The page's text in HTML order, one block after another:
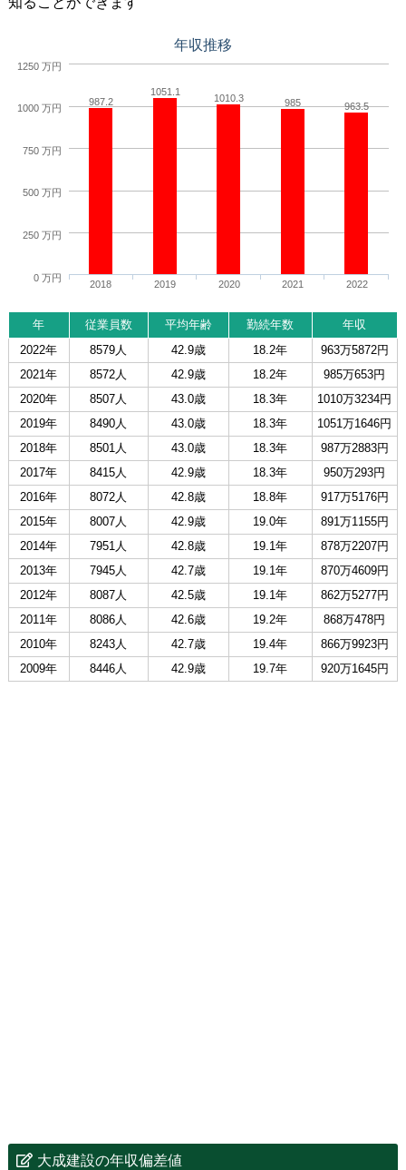
年収推移
987.2
1051.1
1010.3 985 963.5
2018 2019 2020 2021 2022
0 万円
250 万円
500 万円
750 万円
1000 万円
1250 万円
年 従業員数 平均年齢 勤続年数
年収
2022年
8579人 42.9歳 18.2年
963万5872円
2021年
8572人 42.9歳 18.2年
985万653円
2020年
8507人 43.0歳 18.3年
1010万3234円
2019年
8490人 43.0歳 18.3年
1051万1646円
2018年
8501人 43.0歳 18.3年
987万2883円
2017年
8415人 42.9歳 18.3年
950万293円
2016年
8072人 42.8歳 18.8年
917万5176円
2015年
8007人 42.9歳 19.0年
891万1155円
2014年
7951人 42.8歳 19.1年
878万2207円
2013年
7945人 42.7歳 19.1年
870万4609円
2012年
8087人 42.5歳 19.1年
862万5277円
2011年
8086人 42.6歳 19.2年
868万478円
2010年
8243人 42.7歳 19.4年
866万9923円
2009年
8446人 42.9歳 19.7年 920万1645円
大成建設の年収偏差値